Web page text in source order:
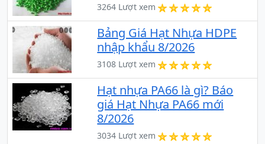
3264 Lượt xem
Bảng Giá Hạt Nhựa HDPE
nhập khẩu 8/2026
3108 Lượt xem
Hạt nhựa PA66 là gì? Báo
giá Hạt Nhựa PA66 mới
8/2026
3034 Lượt xem